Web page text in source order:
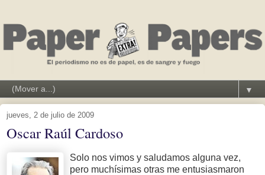
▼
jueves, 2 de julio de 2009
Oscar Raúl Cardoso
Solo nos vimos y saludamos alguna vez,
pero muchísimas otras me entusiasmaron